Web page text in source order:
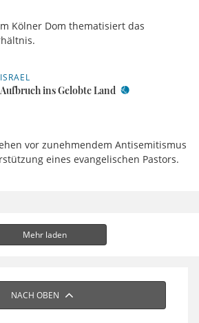
Kölner Dom thematisiert das
ISRAEL
Aufbruch ins Gelobte Land
vor zunehmendem Antisemitismus
eines evangelischen Pastors.
Mehr laden
NACH OBEN